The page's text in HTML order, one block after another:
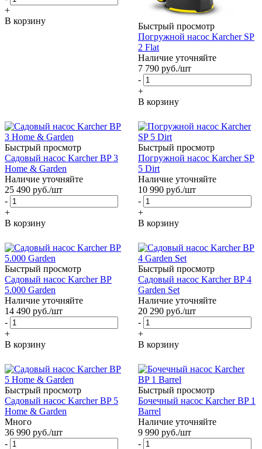
+
В корзину
Быстрый просмотр
Погружной насос Karcher SP
2 Flat
Наличие уточняйте
7 790 руб./шт
-
+
В корзину
Быстрый просмотр
Садовый насос Karcher BP 3
Home & Garden
Наличие уточняйте
25 490 руб./шт
-
+
В корзину
Быстрый просмотр
Погружной насос Karcher SP
5 Dirt
Наличие уточняйте
10 990 руб./шт
-
+
В корзину
Быстрый просмотр
Садовый насос Karcher BP
5.000 Garden
Наличие уточняйте
14 490 руб./шт
-
+
В корзину
Быстрый просмотр
Садовый насос Karcher BP 4
Garden Set
Наличие уточняйте
20 290 руб./шт
-
+
В корзину
Быстрый просмотр
Садовый насос Karcher BP 5
Home & Garden
Много
36 990 руб./шт
-
Быстрый просмотр
Бочечный насос Karcher BP 1
Barrel
Наличие уточняйте
9 990 руб./шт
-